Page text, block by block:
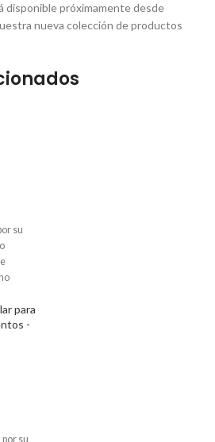
disponible próximamente desde
nueva colección de productos
su
y muy
de
su